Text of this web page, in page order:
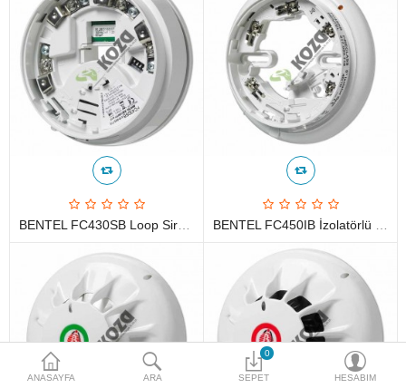
Access Giriş Kontrol
Aksesuarlar
Plaka Tanıma Sistemi
Akıllı Ev Sistemleri
Ürün Güvenlik Sistemleri
Aksiyon Kameraları
Karşılaştır
$
Para Birimi
ANASAYFA ARA
0
SEPET HESABIM